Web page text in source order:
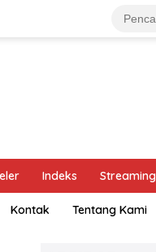
Indeks Streaming
Kontak Tentang Kami